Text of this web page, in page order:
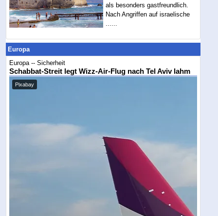
als besonders gastfreundlich.
Nach Angriffen auf israelische
Europa
Europa -- Sicherheit
Schabbat-Streit legt Wizz-Air-Flug nach Tel Aviv lahm
Pixabay